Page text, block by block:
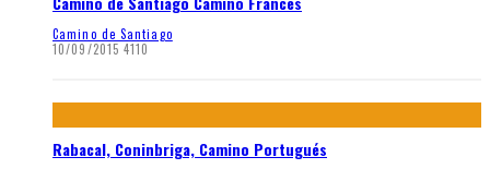
Camino de Santiago
10/09/2015 4110
Rabacal, Coninbriga, Camino Portugués